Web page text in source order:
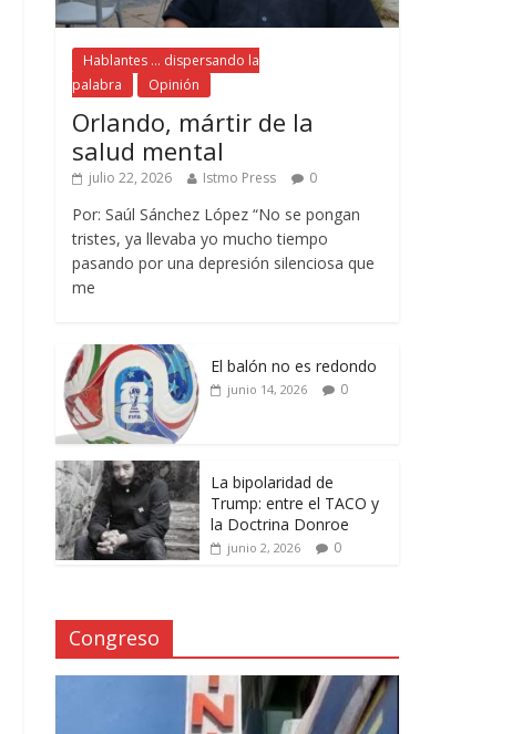
Hablantes ... dispersando la
palabra
Opinión
Orlando, mártir de la
salud mental
julio 22, 2026 Istmo Press 0
Por: Saúl Sánchez López “No se pongan
tristes, ya llevaba yo mucho tiempo
pasando por una depresión silenciosa que
me
El balón no es redondo
junio 14, 2026 0
La bipolaridad de
Trump: entre el TACO y
la Doctrina Donroe
junio 2, 2026 0
Congreso